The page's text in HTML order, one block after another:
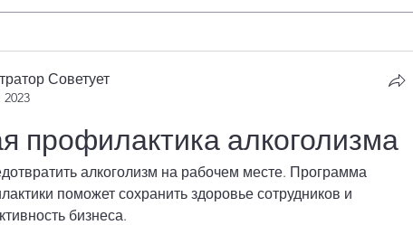
Советует
профилактика алкоголизма
алкоголизм на рабочем месте. Программа
поможет сохранить здоровье сотрудников и
бизнеса.